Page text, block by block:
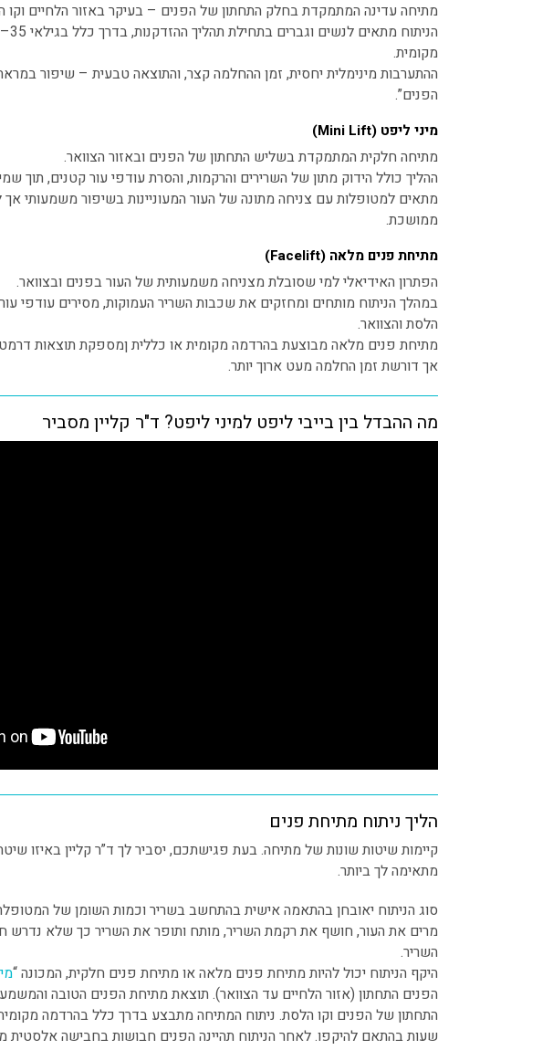
מתיחה עדינה המתמקדת בחלק התחתון של הפנים – בעיקר באזור הלחיים וקו
מקומית.
ההתערבות מינימלית יחסית, זמן ההחלמה קצר, והתוצאה טבעית – שיפור
הפנים”.
מיני ליפט (Mini Lift)
מתיחה חלקית המתמקדת בשליש התחתון של הפנים ובאזור הצוואר.
ההליך כולל הידוק מתון של השרירים והרקמות, והסרת עודפי עור קטנים, תוך
מתאים למטופלות עם צניחה מתונה של העור המעוניינות בשיפור משמעותי
ממושכת.
מתיחת פנים מלאה (Facelift)
הפתרון האידיאלי למי שסובלת מצניחה משמעותית של העור בפנים ובצוואר.
במהלך הניתוח מותחים ומחזקים את שכבות השריר העמוקות, מסירים עודפי
הלסת והצוואר.
מתיחת פנים מלאה מבוצעת בהרדמה מקומית או כללית ןמספקת תוצאות
אך דורשת זמן החלמה מעט ארוך יותר.
מה ההבדל בין בייבי ליפט למיני ליפט? ד"ר קליין מסביר
הליך ניתוח מתיחת פנים
קיימות שיטות שונות של מתיחה. בעת פגישתכם, יסביר לך ד”ר קליין באיזו
מתאימה לך ביותר.
סוג הניתוח יאובחן בהתאמה אישית בהתחשב בשריר וכמות השומן של
מרים את העור, חושף את רקמת השריר, מותח ותופר את השריר כך שלא נדרש
השריר.
היקף הניתוח יכול להיות מתיחת פנים מלאה או מתיחת פנים חלקית, המכונה “
הפנים התחתון (אזור הלחיים עד הצוואר). תוצאת מתיחת הפנים הטובה
שעות בהתאם להיקפו. לאחר הניתוח תהיינה הפנים חבושות בחבישה אלסטית